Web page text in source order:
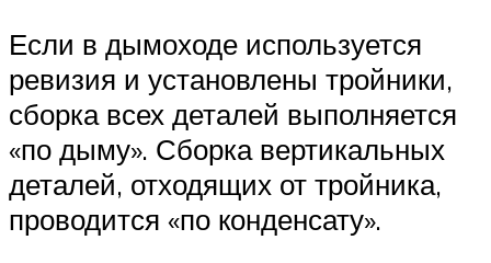
Если в дымоходе используется
ревизия и установлены тройники,
сборка всех деталей выполняется
«по дыму». Сборка вертикальных
деталей, отходящих от тройника,
проводится «по конденсату».